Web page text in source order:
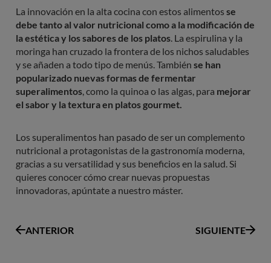
La innovación en la alta cocina con estos alimentos se
debe tanto al valor nutricional como a la modificación de
la estética y los sabores de los platos. La espirulina y la
moringa han cruzado la frontera de los nichos saludables
y se añaden a todo tipo de menús. También se han
popularizado nuevas formas de fermentar
superalimentos, como la quinoa o las algas, para mejorar
el sabor y la textura en platos gourmet.
Los superalimentos han pasado de ser un complemento
nutricional a protagonistas de la gastronomía moderna,
gracias a su versatilidad y sus beneficios en la salud. Si
quieres conocer cómo crear nuevas propuestas
innovadoras, apúntate a nuestro máster.
ANTERIOR SIGUIENTE